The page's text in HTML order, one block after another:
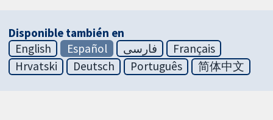
Disponible también en
English
Español فارسی
Français
Hrvatski
Deutsch Português 简体中文